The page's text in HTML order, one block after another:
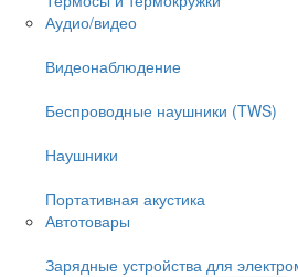
Аудио/видео
Видеонаблюдение
Беспроводные наушники (TWS)
Наушники
Портативная акустика
Автотовары
Зарядные устройства для